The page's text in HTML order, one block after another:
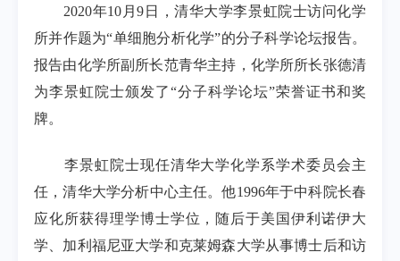
2020年10 月9 日，清华大学李景虹院士访问化学
所并作题为“单细胞分析化学”的分子科学论坛报告。
报告由化学所副所长范青华主持，化学所所长张德清
为李景虹院士颁发了“分子科学论坛”荣誉证书和奖
牌。
李景虹院士现任清华大学化学系学术委员会主
任，清华大学分析中心主任。他1996年于中科院长春
应化所获得理学博士学位，随后于美国伊利诺伊大
学、加利福尼亚大学和克莱姆森大学从事博士后和访